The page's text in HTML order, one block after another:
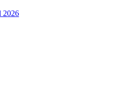
2026